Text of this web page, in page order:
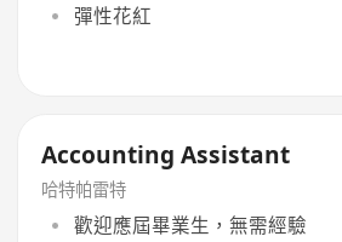
彈性花紅
Accounting Assistant
哈特帕雷特
歡迎應屆畢業生，無需經驗